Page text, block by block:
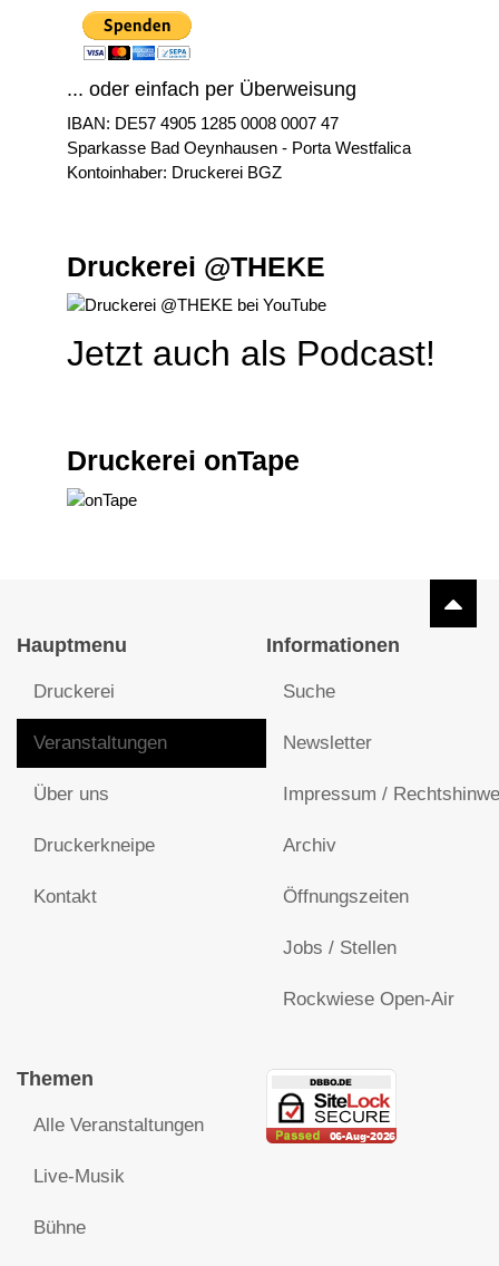
... oder einfach per Überweisung
IBAN: DE57 4905 1285 0008 0007 47
Sparkasse Bad Oeynhausen - Porta Westfalica
Kontoinhaber: Druckerei BGZ
Druckerei @THEKE
Jetzt auch als Podcast!
Druckerei onTape
Hauptmenu
Druckerei
Veranstaltungen
Über uns
Druckerkneipe
Kontakt
Informationen
Suche
Newsletter
Impressum /
Archiv
Öffnungszeiten
Jobs / Stellen
Rockwiese Open-Air
Themen
Alle Veranstaltungen
Live-Musik
Bühne